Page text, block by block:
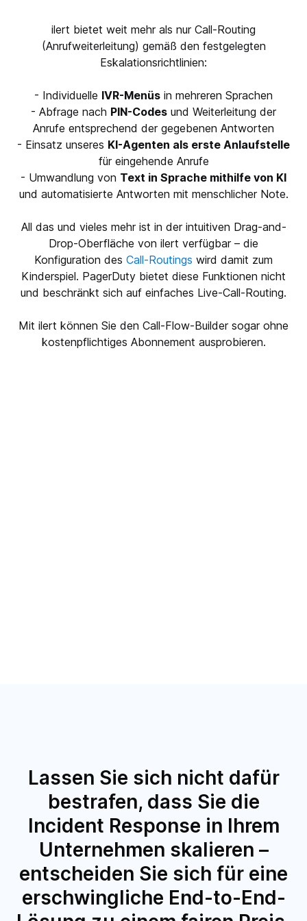
ilert bietet weit mehr als nur Call-Routing
(Anrufweiterleitung) gemäß den festgelegten
Eskalationsrichtlinien:
- Individuelle IVR-Menüs in mehreren Sprachen
- Abfrage nach PIN-Codes und Weiterleitung der
Anrufe entsprechend der gegebenen Antworten
- Einsatz unseres KI-Agenten als erste Anlaufstelle
für eingehende Anrufe
- Umwandlung von Text in Sprache mithilfe von KI
und automatisierte Antworten mit menschlicher Note.
All das und vieles mehr ist in der intuitiven Drag-and-
Drop-Oberfläche von ilert verfügbar – die
Konfiguration des Call-Routings wird damit zum
Kinderspiel. PagerDuty bietet diese Funktionen nicht
und beschränkt sich auf einfaches Live-Call-Routing.
Mit ilert können Sie den Call-Flow-Builder sogar ohne
kostenpflichtiges Abonnement ausprobieren.
Lassen Sie sich nicht dafür
bestrafen, dass Sie die
Incident Response in Ihrem
Unternehmen skalieren –
entscheiden Sie sich für eine
erschwingliche End-to-End-